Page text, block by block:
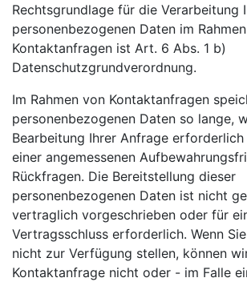
Rechtsgrundlage für die Verarbeitung
personenbezogenen Daten im
Kontaktanfragen ist Art. 6 Abs. 1 b)
Datenschutzgrundverordnung.
Im Rahmen von Kontaktanfragen
personenbezogenen Daten so lange,
Bearbeitung Ihrer Anfrage
einer angemessenen
Rückfragen. Die Bereitstellung dieser
personenbezogenen Daten ist nicht
vertraglich vorgeschrieben oder für
Vertragsschluss erforderlich. Wenn
nicht zur Verfügung stellen, können
Kontaktanfrage nicht oder - im Falle